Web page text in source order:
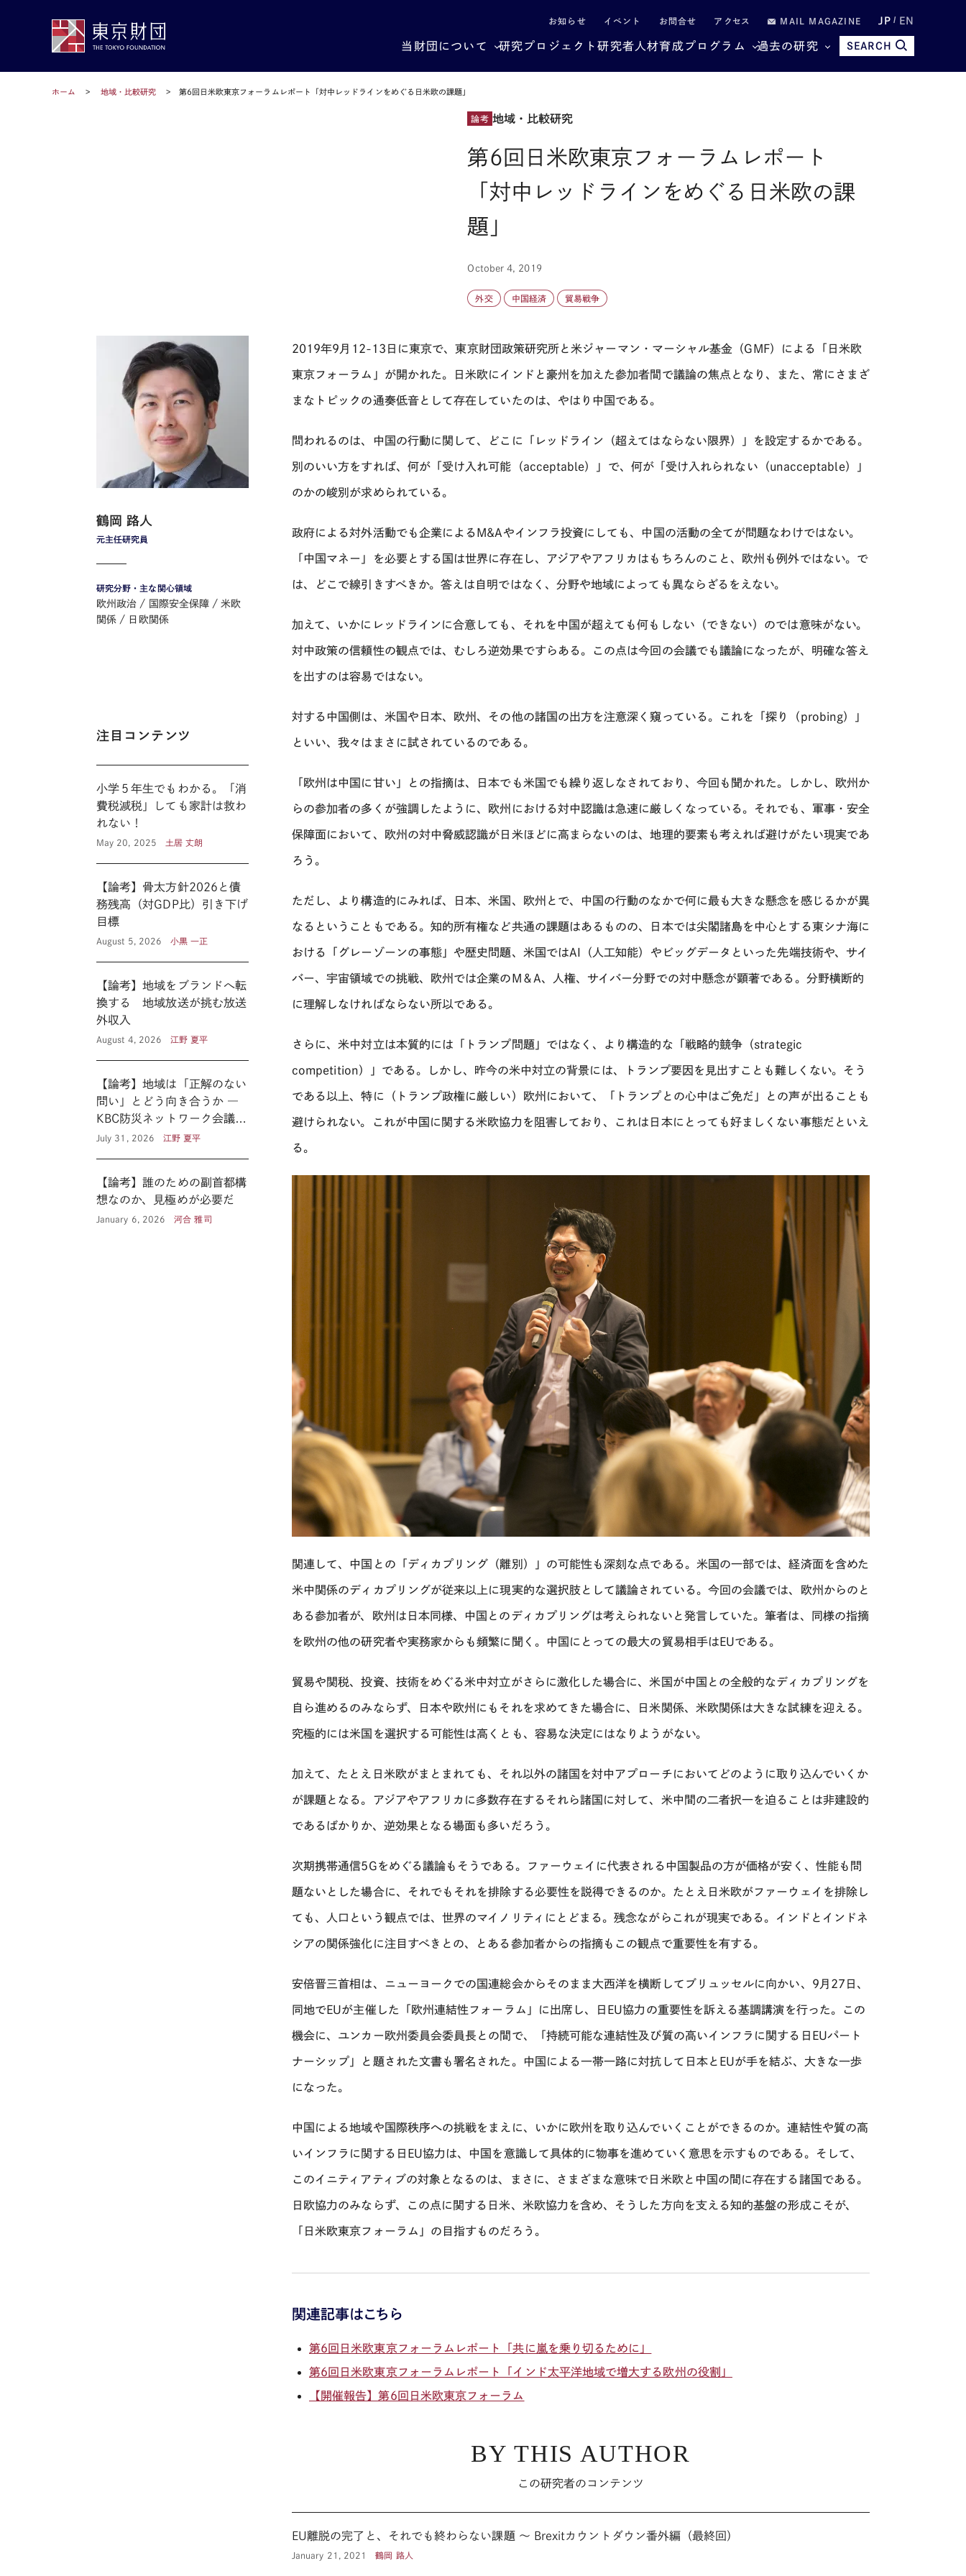
お知らせ イベント お問合せ アクセス MAIL MAGAZINE JP EN
当財団について 研究プロジェクト研究者 人材育成プログラム 過去の研究 SEARCH
ホーム 地域・比較研究 第6回日米欧東京フォーラムレポート「対中レッドラインをめぐる日米欧の課題」
論考 地域・比較研究
第6回日米欧東京フォーラムレポート
「対中レッドラインをめぐる日米欧の課
題」
October 4, 2019
外交 中国経済 貿易戦争
2019年9月12-13日に東京で、東京財団政策研究所と米ジャーマン・マーシャル基金（GMF）による「日米欧
東京フォーラム」が開かれた。日米欧にインドと豪州を加えた参加者間で議論の焦点となり、また、常にさまざ
まなトピックの通奏低音として存在していたのは、やはり中国である。
問われるのは、中国の行動に関して、どこに「レッドライン（超えてはならない限界）」を設定するかである。
別のいい方をすれば、何が「受け入れ可能（acceptable）」で、何が「受け入れられない（unacceptable）」
のかの峻別が求められている。
政府による対外活動でも企業によるM&Aやインフラ投資にしても、中国の活動の全てが問題なわけではない。
「中国マネー」を必要とする国は世界に存在し、アジアやアフリカはもちろんのこと、欧州も例外ではない。で
は、どこで線引きすべきか。答えは自明ではなく、分野や地域によっても異ならざるをえない。
加えて、いかにレッドラインに合意しても、それを中国が超えても何もしない（できない）のでは意味がない。
対中政策の信頼性の観点では、むしろ逆効果ですらある。この点は今回の会議でも議論になったが、明確な答え
を出すのは容易ではない。
対する中国側は、米国や日本、欧州、その他の諸国の出方を注意深く窺っている。これを「探り（probing）」
といい、我々はまさに試されているのである。
「欧州は中国に甘い」との指摘は、日本でも米国でも繰り返しなされており、今回も聞かれた。しかし、欧州か
らの参加者の多くが強調したように、欧州における対中認識は急速に厳しくなっている。それでも、軍事・安全
保障面において、欧州の対中脅威認識が日米ほどに高まらないのは、地理的要素も考えれば避けがたい現実であ
ろう。
ただし、より構造的にみれば、日本、米国、欧州とで、中国の行動のなかで何に最も大きな懸念を感じるかが異
なるということもである。知的所有権など共通の課題はあるものの、日本では尖閣諸島を中心とする東シナ海に
おける「グレーゾーンの事態」や歴史問題、米国ではAI（人工知能）やビッグデータといった先端技術や、サイ
バー、宇宙領域での挑戦、欧州では企業のM＆A、人権、サイバー分野での対中懸念が顕著である。分野横断的
に理解しなければならない所以である。
さらに、米中対立は本質的には「トランプ問題」ではなく、より構造的な「戦略的競争（strategic
competition）」である。しかし、昨今の米中対立の背景には、トランプ要因を見出すことも難しくない。そう
である以上、特に（トランプ政権に厳しい）欧州において、「トランプとの心中はご免だ」との声が出ることも
避けられない。これが中国に関する米欧協力を阻害しており、これは日本にとっても好ましくない事態だといえ
る。
関連して、中国との「ディカプリング（離別）」の可能性も深刻な点である。米国の一部では、経済面を含めた
米中関係のディカプリングが従来以上に現実的な選択肢として議論されている。今回の会議では、欧州からのと
ある参加者が、欧州は日本同様、中国とのディカプリングは考えられないと発言していた。筆者は、同様の指摘
を欧州の他の研究者や実務家からも頻繁に聞く。中国にとっての最大の貿易相手はEUである。
貿易や関税、投資、技術をめぐる米中対立がさらに激化した場合に、米国が中国との全般的なディカプリングを
自ら進めるのみならず、日本や欧州にもそれを求めてきた場合に、日米関係、米欧関係は大きな試練を迎える。
究極的には米国を選択する可能性は高くとも、容易な決定にはなりようがない。
加えて、たとえ日米欧がまとまれても、それ以外の諸国を対中アプローチにおいてどのように取り込んでいくか
が課題となる。アジアやアフリカに多数存在するそれら諸国に対して、米中間の二者択一を迫ることは非建設的
であるばかりか、逆効果となる場面も多いだろう。
次期携帯通信5Gをめぐる議論もそうである。ファーウェイに代表される中国製品の方が価格が安く、性能も問
題ないとした場合に、それでもそれを排除する必要性を説得できるのか。たとえ日米欧がファーウェイを排除し
ても、人口という観点では、世界のマイノリティにとどまる。残念ながらこれが現実である。インドとインドネ
シアの関係強化に注目すべきとの、とある参加者からの指摘もこの観点で重要性を有する。
安倍晋三首相は、ニューヨークでの国連総会からそのまま大西洋を横断してブリュッセルに向かい、9月27日、
同地でEUが主催した「欧州連結性フォーラム」に出席し、日EU協力の重要性を訴える基調講演を行った。この
機会に、ユンカー欧州委員会委員長との間で、「持続可能な連結性及び質の高いインフラに関する日EUパート
ナーシップ」と題された文書も署名された。中国による一帯一路に対抗して日本とEUが手を結ぶ、大きな一歩
になった。
中国による地域や国際秩序への挑戦をまえに、いかに欧州を取り込んでいくことができるのか。連結性や質の高
いインフラに関する日EU協力は、中国を意識して具体的に物事を進めていく意思を示すものである。そして、
このイニティアティブの対象となるのは、まさに、さまざまな意味で日米欧と中国の間に存在する諸国である。
日欧協力のみならず、この点に関する日米、米欧協力を含め、そうした方向を支える知的基盤の形成こそが、
「日米欧東京フォーラム」の目指すものだろう。
関連記事はこちら
第6回日米欧東京フォーラムレポート「共に嵐を乗り切るために」
第6回日米欧東京フォーラムレポート「インド太平洋地域で増大する欧州の役割」
【開催報告】第6回日米欧東京フォーラム
元主任研究員
鶴岡 路人
研究分野・主な関心領域
欧州政治 国際安全保障
米欧
関係
日欧関係
注目コンテンツ
小学５年生でもわかる。「消
費税減税」しても家計は救わ
れない！
May 20, 2025 土居 丈朗
【論考】骨太方針2026と債
務残高（対GDP比）引き下げ
目標
August 5, 2026 小黒 一正
【論考】地域をブランドへ転
換する 地域放送が挑む放送
外収入
August 4, 2026 江野 夏平
【論考】地域は「正解のない
問い」とどう向き合うか ―
KBC防災ネットワーク会議に
見る新たな公共性 ―
July 31, 2026 江野 夏平
【論考】誰のための副首都構
想なのか、見極めが必要だ
January 6, 2026 河合 雅司
BY THIS AUTHOR
この研究者のコンテンツ
EU離脱の完了と、それでも終わらない課題 ～ Brexitカウントダウン番外編（最終回）
January 21, 2021 鶴岡 路人